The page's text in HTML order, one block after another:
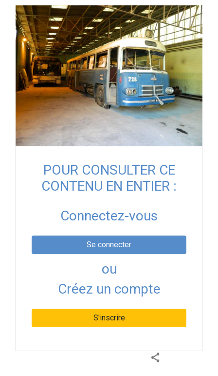
POUR CONSULTER CE
CONTENU EN ENTIER :
Connectez-vous
Se connecter
ou
Créez un compte
S'inscrire